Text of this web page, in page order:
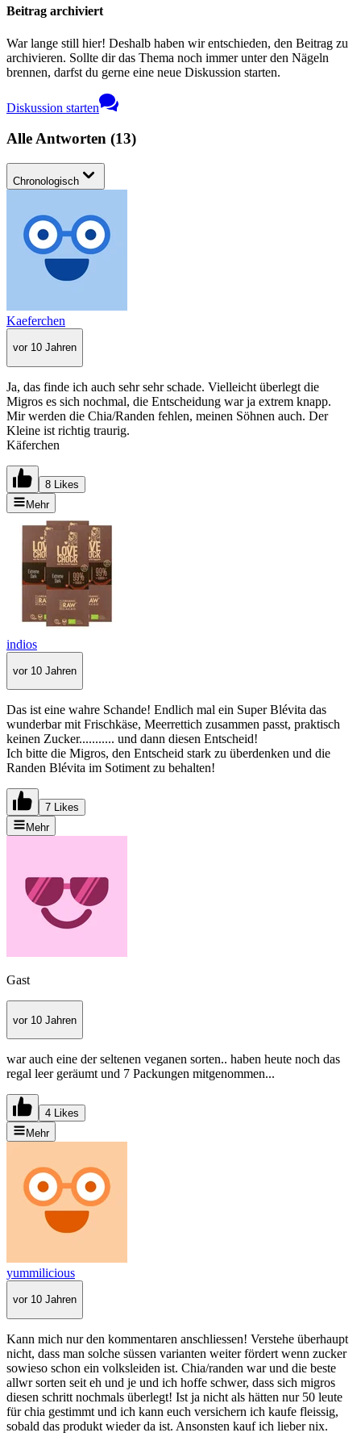
Beitrag archiviert
War lange still hier! Deshalb haben wir entschieden, den Beitrag zu
archivieren. Sollte dir das Thema noch immer unter den Nägeln
brennen, darfst du gerne eine neue Diskussion starten.
Diskussion starten
Alle Antworten (13)
Chronologisch
Kaeferchen
vor 10 Jahren
Ja, das finde ich auch sehr sehr schade. Vielleicht überlegt die
Migros es sich nochmal, die Entscheidung war ja extrem knapp.
Mir werden die Chia/Randen fehlen, meinen Söhnen auch. Der
Kleine ist richtig traurig.
Käferchen
8 Likes
Mehr
indios
vor 10 Jahren
Das ist eine wahre Schande! Endlich mal ein Super Blévita das
wunderbar mit Frischkäse, Meerrettich zusammen passt, praktisch
keinen Zucker........... und dann diesen Entscheid!
Ich bitte die Migros, den Entscheid stark zu überdenken und die
Randen Blévita im Sotiment zu behalten!
7 Likes
Mehr
Gast
vor 10 Jahren
war auch eine der seltenen veganen sorten.. haben heute noch das
regal leer geräumt und 7 Packungen mitgenommen...
4 Likes
Mehr
yummilicious
vor 10 Jahren
Kann mich nur den kommentaren anschliessen! Verstehe überhaupt
nicht, dass man solche süssen varianten weiter fördert wenn zucker
sowieso schon ein volksleiden ist. Chia/randen war und die beste
allwr sorten seit eh und je und ich hoffe schwer, dass sich migros
diesen schritt nochmals überlegt! Ist ja nicht als hätten nur 50 leute
für chia gestimmt und ich kann euch versichern ich kaufe fleissig,
sobald das produkt wieder da ist. Ansonsten kauf ich lieber nix.